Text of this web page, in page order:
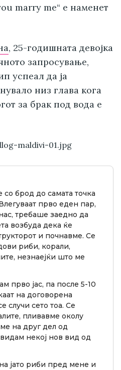
marry me“ е наменет
, 25-годишната девојка
запросување,
успеал да ја
низ глава кога
за брак под вода е
брод до самата точка
прво еден пар,
требаше заедно да
возбуда дека ќе
и почнавме. Се
риби, корали,
незнаејќи што ме
прво јас, па после 5-10
на договорена
случи сето тоа. Се
пливавме околу
на друг дел од
некој нов вид од
јато риби пред мене и